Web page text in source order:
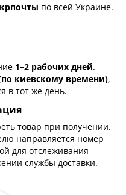
по всей Украине.
1–2 рабочих дней.
киевскому времени),
в тот же день.
товар при получении.
направляется номер
для отслеживания
службы доставки.